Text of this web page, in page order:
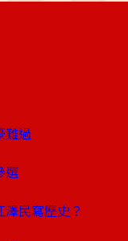
難過
選
民寫歷史？